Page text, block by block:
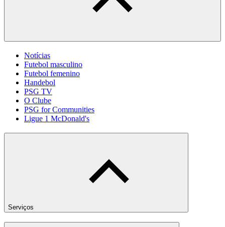
Notícias
Futebol masculino
Futebol femenino
Handebol
PSG TV
O Clube
PSG for Communities
Ligue 1 McDonald's
Serviços